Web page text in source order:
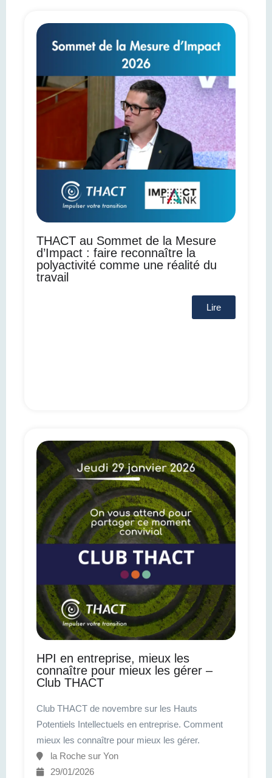
THACT au Sommet de la Mesure
d’Impact : faire reconnaître la
polyactivité comme une réalité du
travail
Lire
HPI en entreprise, mieux les
connaître pour mieux les gérer –
Club THACT
Club THACT de novembre sur les Hauts
Potentiels Intellectuels en entreprise. Comment
mieux les connaître pour mieux les gérer.
la Roche sur Yon
29/01/2026